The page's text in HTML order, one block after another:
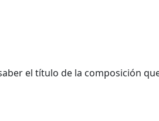
el título de la composición